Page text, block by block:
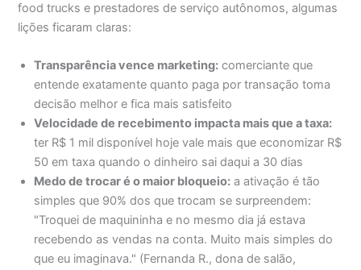
food trucks e prestadores de serviço autônomos, algumas
lições ficaram claras:
Transparência vence marketing: comerciante que
entende exatamente quanto paga por transação toma
decisão melhor e fica mais satisfeito
Velocidade de recebimento impacta mais que a taxa:
ter R$ 1 mil disponível hoje vale mais que economizar R$
50 em taxa quando o dinheiro sai daqui a 30 dias
Medo de trocar é o maior bloqueio: a ativação é tão
simples que 90% dos que trocam se surpreendem:
"Troquei de maquininha e no mesmo dia já estava
recebendo as vendas na conta. Muito mais simples do
que eu imaginava." (Fernanda R., dona de salão,